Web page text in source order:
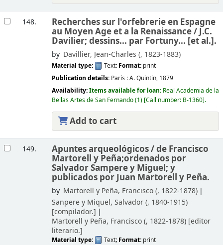
148. Recherches sur l'orfebrerie en Espagne
au Moyen Age et a la Renaissance /J.C.
Davilier; dessins... par Fortuny... [et al.].
by Davillier, Jean-Charles (, 1823-1883)
Material type: Text; Format: print
Publication details: Paris :A. Quintin, 1879
Availability:Items available for loan: Real Academia de la
Bellas Artes de San Fernando(1) Call number: B-1360 .
Add to cart
149. Apuntes arqueológicos /de Francisco
Martorell y Peña;ordenados por
Salvador Sampere y Miguel; y
publicados por Juan Martorell y Peña.
by Martorell y Peña, Francisco (, 1822-1878)
Sanpere y Miquel, Salvador (, 1840-1915)
[compilador.]
Martorell y Peña, Francisco (, 1822-1878)[editor
literario.]
Material type: Text; Format: print